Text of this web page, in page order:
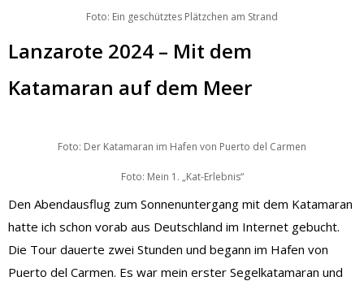
Foto: Ein geschütztes Plätzchen am Strand
Lanzarote 2024 – Mit dem
Katamaran auf dem Meer
Foto: Der Katamaran im Hafen von Puerto del Carmen
Foto: Mein 1. „Kat-Erlebnis“
Den Abendausflug zum Sonnenuntergang mit dem Katamaran
hatte ich schon vorab aus Deutschland im Internet gebucht.
Die Tour dauerte zwei Stunden und begann im Hafen von
Puerto del Carmen. Es war mein erster Segelkatamaran und